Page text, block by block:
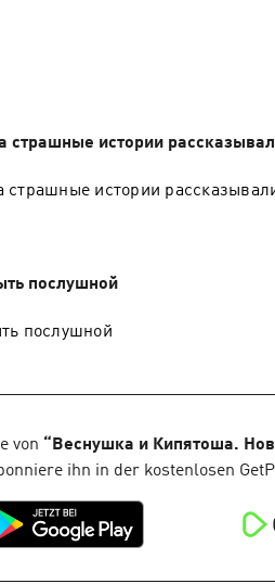
страшные истории
истории
послушной
послушной
von “ Веснушка и Кипятоша.
ihn in der kostenlosen